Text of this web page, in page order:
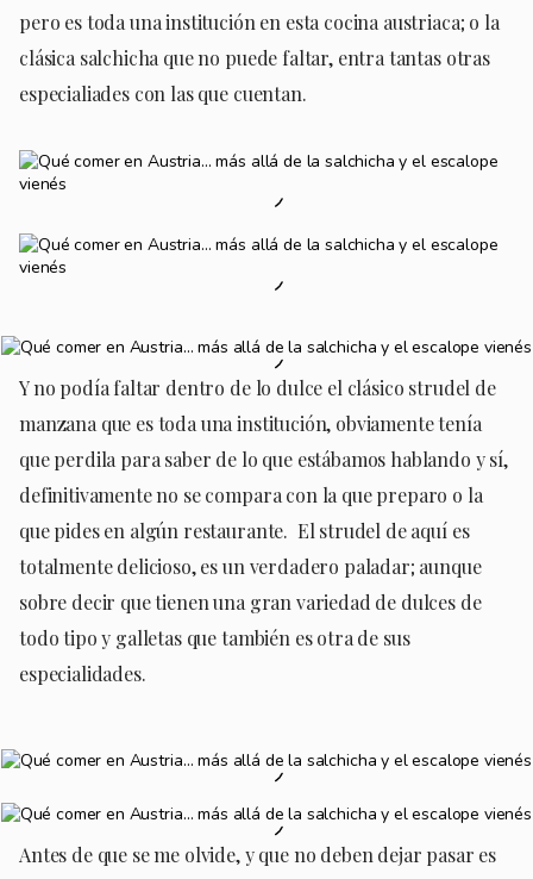
pero es toda una institución en esta cocina austriaca; o la
clásica salchicha que no puede faltar, entra tantas otras
especialiades con las que cuentan.
Y no podía faltar dentro de lo dulce el clásico strudel de
manzana que es toda una institución, obviamente tenía
que perdila para saber de lo que estábamos hablando y sí,
definitivamente no se compara con la que preparo o la
que pides en algún restaurante. El strudel de aquí es
totalmente delicioso, es un verdadero paladar; aunque
sobre decir que tienen una gran variedad de dulces de
todo tipo y galletas que también es otra de sus
especialidades.
Antes de que se me olvide, y que no deben dejar pasar es